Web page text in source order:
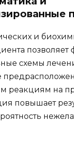
и
позволяет
схемы
реакциям на
повышает